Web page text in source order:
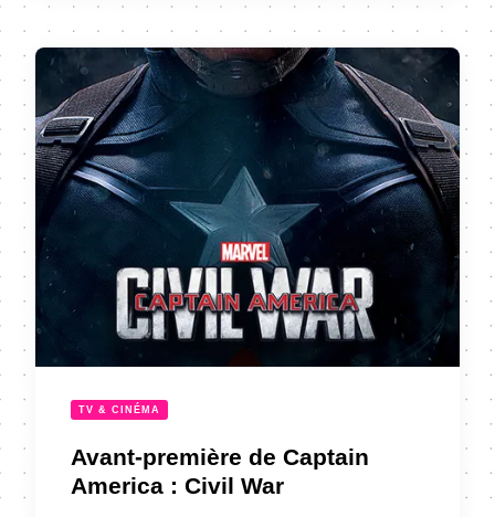
TV & CINÉMA
Avant-première de Captain
America : Civil War